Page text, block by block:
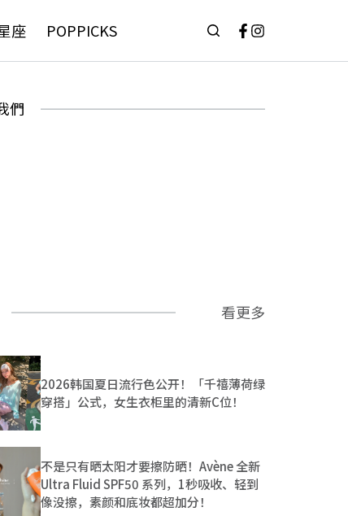
座 POPPICKS
們
看更多
2026韩国夏日流行色公开！「千禧薄荷绿
穿搭」公式，女生衣柜里的清新C位！
不是只有晒太阳才要擦防晒！Avène 全新
Ultra Fluid SPF50 系列，1秒吸收、轻到
像没擦，素颜和底妆都超加分！